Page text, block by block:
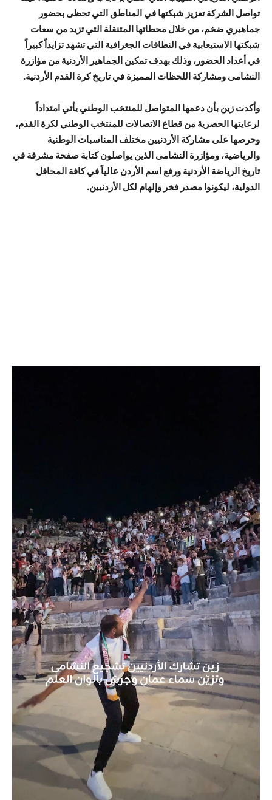
تواصل الشركة تعزيز شبكتها في المناطق التي تحظى بحضور
جماهيري ضخم، من خلال محطاتها المتنقلة التي تزيد من سعات
شبكتها الاستيعابية في النطاقات الجغرافية التي تشهد تزايداً كبيراً
في أعداد الحضور، وذلك بهدف تمكين الجماهير الأردنية من مؤازرة
النشامى ومشاركة اللحظات المميزة في تاريخ كرة القدم الأردنية.
وأكدت زين بأن دعمها المتواصل للمنتخب الوطني يأتي امتداداً
لرعايتها الحصرية من قطاع الاتصالات للمنتخب الوطني لكرة القدم،
وحرصها على مشاركة الأردنيين مختلف المناسبات الوطنية
والرياضية، ومؤازرة النشامى الذين يواصلون كتابة صفحة مشرقة في
تاريخ الرياضة الأردنية ورفع اسم الأردن عالياً في كافة المحافل
الدولية، ليكونوا مصدر فخر وإلهام لكل الأردنيين.